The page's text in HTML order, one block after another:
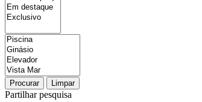
Procurar Limpar
Partilhar pesquisa